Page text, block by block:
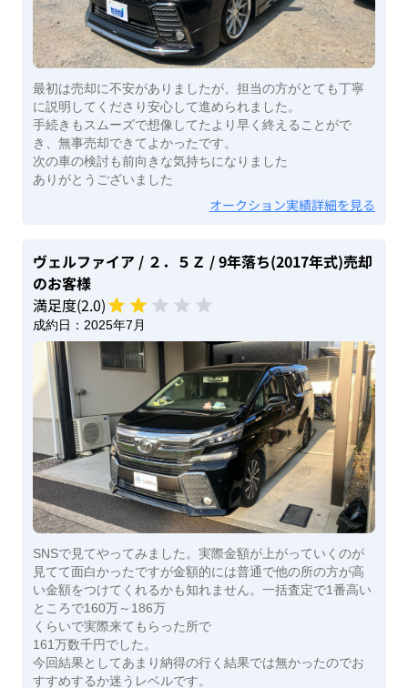
最初は売却に不安がありましたが、担当の方がとても丁寧
に説明してくださり安心して進められました。
手続きもスムーズで想像してたより早く終えることがで
き、無事売却できてよかったです。
次の車の検討も前向きな気持ちになりました
ありがとうございました
オークション実績詳細を見る
ヴェルファイア / ２．５Ｚ / 9年落ち(2017年式)売却
のお客様
満足度(2.0)
成約日： 2025年7月
SNSで見てやってみました。実際金額が上がっていくのが
見てて面白かったですが金額的には普通で他の所の方が高
い金額をつけてくれるかも知れません。一括査定で1番高い
ところで160万～186万
くらいで実際来てもらった所で
161万数千円でした。
今回結果としてあまり納得の行く結果では無かったのでお
すすめするか迷うレベルです。